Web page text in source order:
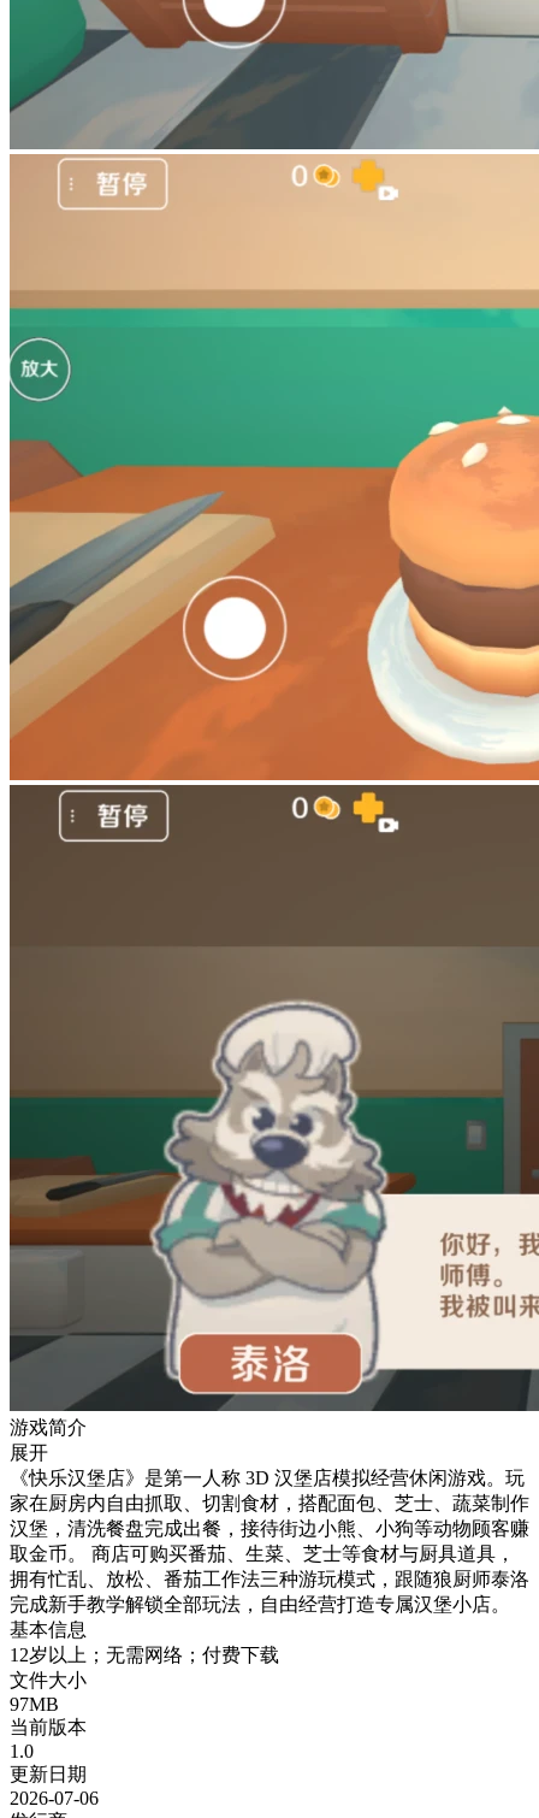
游戏简介
展开
《快乐汉堡店》是第一人称 3D 汉堡店模拟经营休闲游戏。玩
家在厨房内自由抓取、切割食材，搭配面包、芝士、蔬菜制作
汉堡，清洗餐盘完成出餐，接待街边小熊、小狗等动物顾客赚
取金币。 商店可购买番茄、生菜、芝士等食材与厨具道具，
拥有忙乱、放松、番茄工作法三种游玩模式，跟随狼厨师泰洛
完成新手教学解锁全部玩法，自由经营打造专属汉堡小店。
基本信息
12岁以上；无需网络；付费下载
文件大小
97MB
当前版本
1.0
更新日期
2026-07-06